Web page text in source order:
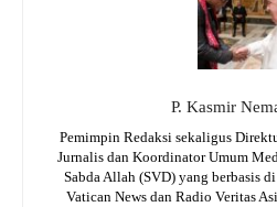
P. Kasmir
Pemimpin Redaksi sekaligus
Jurnalis dan Koordinator Umum
Sabda Allah (SVD) yang berbasis
Vatican News dan Radio Veritas